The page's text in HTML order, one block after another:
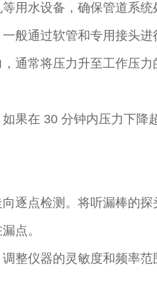
用水设备，确保管道系统
般通过软管和专用接头进
通常将压力升至工作压
果在 30 分钟内压力下
逐点检测。将听漏棒的
点。​
整仪器的灵敏度和频率